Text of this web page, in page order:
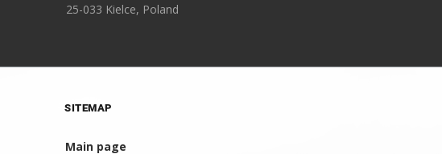
25-033 Kielce, Poland
SITEMAP
Main page